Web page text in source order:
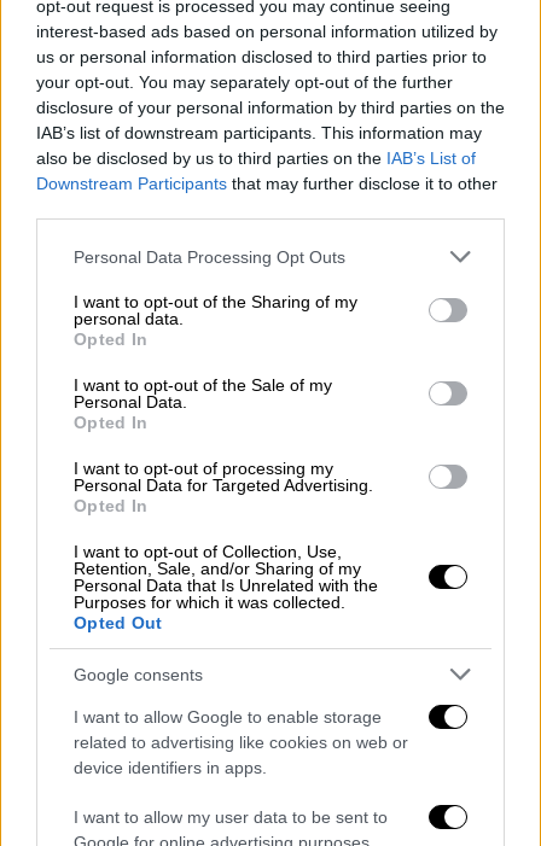
opt-out request is processed you may continue seeing
interest-based ads based on personal information utilized by
us or personal information disclosed to third parties prior to
your opt-out. You may separately opt-out of the further
disclosure of your personal information by third parties on the
IAB’s list of downstream participants. This information may
also be disclosed by us to third parties on the IAB’s List of
Downstream Participants that may further disclose it to other
Please note that this website/app uses one or more Google
not limited to your visit or usage behaviour. You may click to
grant or deny consent to Google and its third-party tags to
use your data for below specified purposes in below Google
consent section.
Personal Data Processing Opt Outs
I want to opt-out of the Sharing of my
personal data.
Opted In
I want to opt-out of the Sale of my
Personal Data.
Opted In
I want to opt-out of processing my
Personal Data for Targeted Advertising.
Opted In
I want to opt-out of Collection, Use,
Retention, Sale, and/or Sharing of my
Personal Data that Is Unrelated with the
Purposes for which it was collected.
Opted Out
Google consents
I want to allow Google to enable storage
related to advertising like cookies on web or
device identifiers in apps.
I want to allow my user data to be sent to
θέση του παλαιού στρατοπέδου «Γερακίνη»
και είναι δυναμικότητας 3.471 θέσεων
φιλοξενίας
Πολιτική|30.10.2024 13:33
Μητσοτάκης σε Σταϊνμάιερ: Το ζήτημα
των γερμανικών επανορθώσεων είναι
ακόμα «ζωντανό»
«Προσβλέπουμε σε μια πολύ παραγωγική
πορεία προς την περαιτέρω ενίσχυση των
διμερών μας σχέσεων», τόνισε ο
πρωθυπουργός